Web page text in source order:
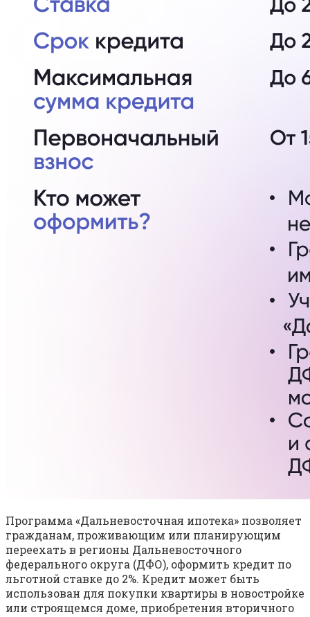
Программа «Дальневосточная ипотека» позволяет
гражданам, проживающим или планирующим
переехать в регионы Дальневосточного
федерального округа (ДФО), оформить кредит по
льготной ставке до 2%. Кредит может быть
использован для покупки квартиры в новостройке
или строящемся доме, приобретения вторичного